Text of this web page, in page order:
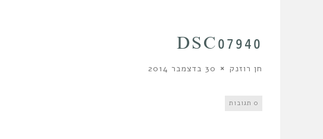
DSC07940
חן רוזנק 30 בדצמבר 2014
0 תגובות